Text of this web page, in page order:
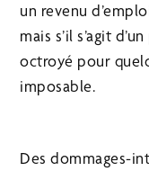
un revenu
mais s’il s’agit
octroyé pour
imposable.
Des dommages-